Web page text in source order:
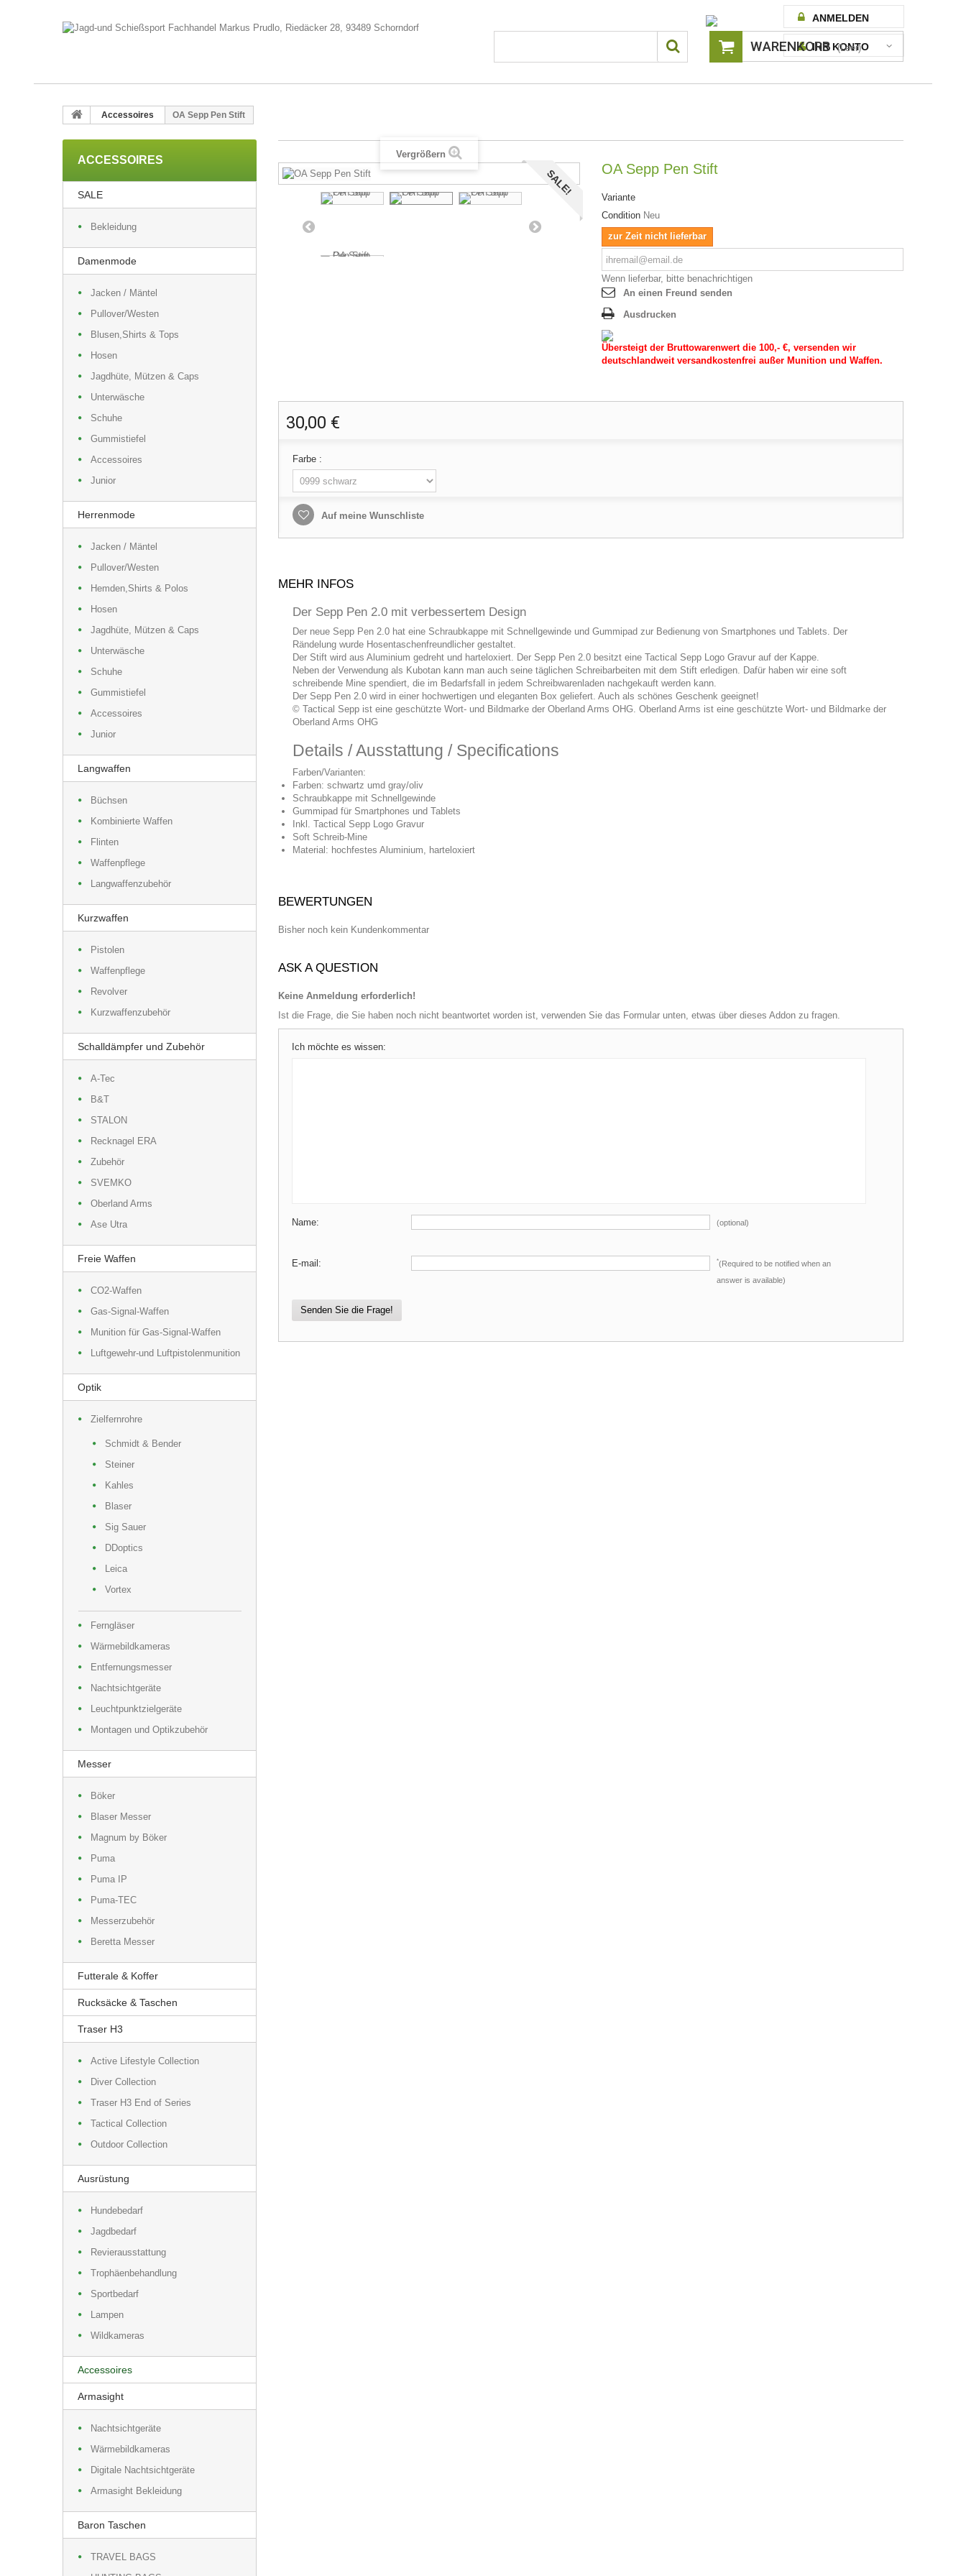
ANMELDEN
IHR KONTO
WARENKORB (Leer)
Accessoires OA Sepp Pen Stift
ACCESSOIRES
SALE
Bekleidung
Damenmode
Jacken / Mäntel
Pullover/Westen
Blusen,Shirts & Tops
Hosen
Jagdhüte, Mützen & Caps
Unterwäsche
Schuhe
Gummistiefel
Accessoires
Junior
Herrenmode
Jacken / Mäntel
Pullover/Westen
Hemden,Shirts & Polos
Hosen
Jagdhüte, Mützen & Caps
Unterwäsche
Schuhe
Gummistiefel
Accessoires
Junior
Langwaffen
Büchsen
Kombinierte Waffen
Flinten
Waffenpflege
Langwaffenzubehör
Kurzwaffen
Pistolen
Waffenpflege
Revolver
Kurzwaffenzubehör
Schalldämpfer und Zubehör
A-Tec
B&T
STALON
Recknagel ERA
Zubehör
SVEMKO
Oberland Arms
Ase Utra
Freie Waffen
CO2-Waffen
Gas-Signal-Waffen
Munition für Gas-Signal-Waffen
Luftgewehr-und Luftpistolenmunition
Optik
Zielfernrohre
Schmidt & Bender
Steiner
Kahles
Blaser
Sig Sauer
DDoptics
Leica
Vortex
Ferngläser
Wärmebildkameras
Entfernungsmesser
Nachtsichtgeräte
Leuchtpunktzielgeräte
Montagen und Optikzubehör
Messer
Böker
Blaser Messer
Magnum by Böker
Puma
Puma IP
Puma-TEC
Messerzubehör
Beretta Messer
Futterale & Koffer
Rucksäcke & Taschen
Traser H3
Active Lifestyle Collection
Diver Collection
Traser H3 End of Series
Tactical Collection
Outdoor Collection
Ausrüstung
Hundebedarf
Jagdbedarf
Revierausstattung
Trophäenbehandlung
Sportbedarf
Lampen
Wildkameras
Accessoires
Armasight
Nachtsichtgeräte
Wärmebildkameras
Digitale Nachtsichtgeräte
Armasight Bekleidung
Baron Taschen
TRAVEL BAGS
SALE!
Vergrößern
OA Sepp Pen Stift
Variante
Condition Neu
zur Zeit nicht lieferbar
Wenn lieferbar, bitte benachrichtigen
An einen Freund senden
Ausdrucken
Übersteigt der Bruttowarenwert die 100,- €, versenden wir
deutschlandweit versandkostenfrei außer Munition und Waffen.
30,00 €
Farbe :
Auf meine Wunschliste
MEHR INFOS
Der Sepp Pen 2.0 mit verbessertem Design
Der neue Sepp Pen 2.0 hat eine Schraubkappe mit Schnellgewinde und Gummipad zur Bedienung von Smartphones und Tablets. Der
Rändelung wurde Hosentaschenfreundlicher gestaltet.
Der Stift wird aus Aluminium gedreht und harteloxiert. Der Sepp Pen 2.0 besitzt eine Tactical Sepp Logo Gravur auf der Kappe.
Neben der Verwendung als Kubotan kann man auch seine täglichen Schreibarbeiten mit dem Stift erledigen. Dafür haben wir eine soft
schreibende Mine spendiert, die im Bedarfsfall in jedem Schreibwarenladen nachgekauft werden kann.
Der Sepp Pen 2.0 wird in einer hochwertigen und eleganten Box geliefert. Auch als schönes Geschenk geeignet!
© Tactical Sepp ist eine geschützte Wort- und Bildmarke der Oberland Arms OHG. Oberland Arms ist eine geschützte Wort- und Bildmarke der
Oberland Arms OHG
Details / Ausstattung / Specifications
Farben/Varianten:
Farben: schwartz umd gray/oliv
Schraubkappe mit Schnellgewinde
Gummipad für Smartphones und Tablets
Inkl. Tactical Sepp Logo Gravur
Soft Schreib-Mine
Material: hochfestes Aluminium, harteloxiert
BEWERTUNGEN
Bisher noch kein Kundenkommentar
ASK A QUESTION
Keine Anmeldung erforderlich!
Ist die Frage, die Sie haben noch nicht beantwortet worden ist, verwenden Sie das Formular unten, etwas über dieses Addon zu fragen.
Ich möchte es wissen:
Name: (optional)
E-mail: *(Required to be notified when an
answer is available)
Senden Sie die Frage!